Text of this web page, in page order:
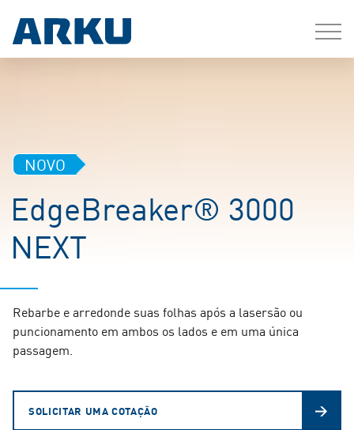
NOVO
EdgeBreaker® 3000
NEXT
Rebarbe e arredonde suas folhas após a lasersão ou
puncionamento em ambos os lados e em uma única
passagem.
SOLICITAR UMA COTAÇÃO